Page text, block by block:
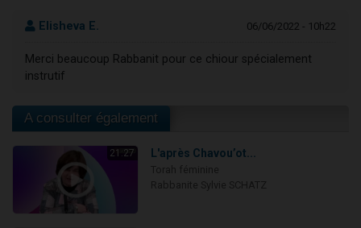
Elisheva E. 06/06/2022 - 10h22
Merci beaucoup Rabbanit pour ce chiour spécialement
instrutif
A consulter également
21:27 L'après Chavou’ot...